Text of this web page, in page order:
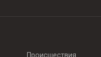
Происшествия